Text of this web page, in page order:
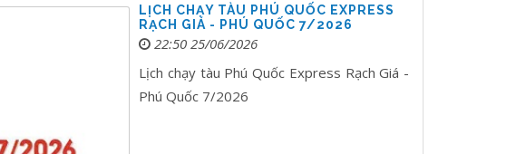
LỊCH CHẠY TÀU PHÚ QUỐC EXPRESS
RẠCH GIÁ - PHÚ QUỐC 7/2026
22:50 25/06/2026
Lịch chạy tàu Phú Quốc Express Rạch Giá -
Phú Quốc 7/2026